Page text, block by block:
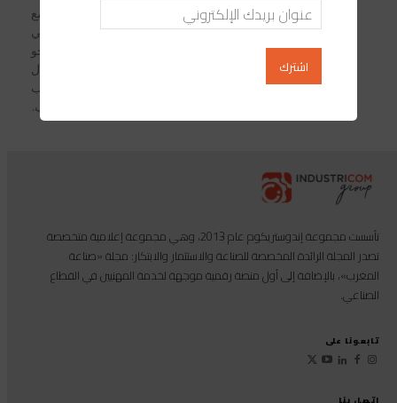
مُسجّلاً ارتفاعاً نسبته 16,2% مقارنة مع
الفترة نفسها من السنة الماضية، بلغ صافي
تدفقات الاستثمارات الأجنبية المباشرة نحو
المغرب، ما يناهز 14,19 مليار درهم خلال
التسعة أشهر الأولى من 2021؛ حسب
معطيات مكتب الصرف.
اتصل بنا
تأسست مجموعة إندوستريكوم عام 2013، وهي مجموعة إعلامية متخصصة
تصدر المجلة الرائدة المخصصة للصناعة والاستثمار والابتكار: مجلة «صناعة
المغرب»، بالإضافة إلى أول منصة رقمية موجهة لخدمة المهنيين في القطاع
الصناعي.
تابعونا على